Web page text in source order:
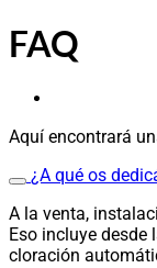
FAQ
Aquí encontrará
¿A qué os
A la venta,
Eso incluye
cloración